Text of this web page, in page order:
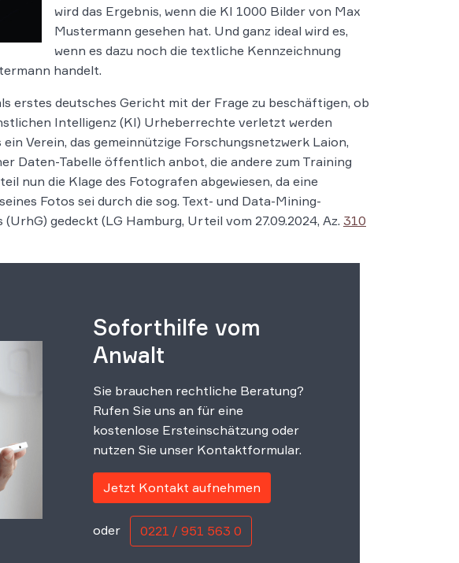
wird das Ergebnis, wenn die KI 1000 Bilder von Max
Mustermann gesehen hat. Und ganz ideal wird es,
wenn es dazu noch die textliche Kennzeichnung
handelt.
erstes deutsches Gericht mit der Frage zu beschäftigen, ob
Intelligenz (KI) Urheberrechte verletzt werden
Verein, das gemeinnützige Forschungsnetzwerk Laion,
Daten-Ta­bel­le öf­fent­lich anbot, die an­de­re zum Trai­ning
nun die Klage des Fotografen abgewiesen, da eine
Fotos sei durch die sog. Text- und Data-Mining-
gedeckt (LG Hamburg, Urteil vom 27.09.2024, Az. 310
Soforthilfe vom
Anwalt
Sie brauchen rechtliche Beratung?
Rufen Sie uns an für eine
kostenlose Ersteinschätzung oder
nutzen Sie unser Kontaktformular.
Jetzt Kontakt aufnehmen
oder 0221 / 951 563 0